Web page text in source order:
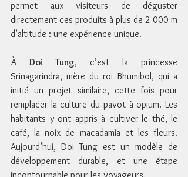
permet aux visiteurs de déguster
directement ces produits à plus de 2 000 m
d’altitude : une expérience unique.
À Doi Tung, c’est la princesse
Srinagarindra, mère du roi Bhumibol, qui a
initié un projet similaire, cette fois pour
remplacer la culture du pavot à opium. Les
habitants y ont appris à cultiver le thé, le
café, la noix de macadamia et les fleurs.
Aujourd’hui, Doi Tung est un modèle de
développement durable, et une étape